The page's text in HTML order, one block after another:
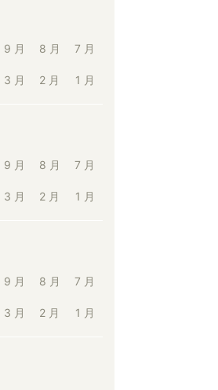
9 月 8 月 7 月
3 月 2 月 1 月
9 月 8 月 7 月
3 月 2 月 1 月
9 月 8 月 7 月
3 月 2 月 1 月